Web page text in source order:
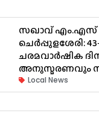
സഖാവ് എം.എസ്
ചെർപ്പുളശേരി:
ചരമവാർഷിക
അനുസ്മരണവും
Local News